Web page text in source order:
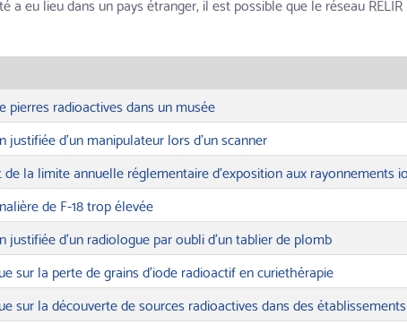
pierres radioactives dans un musée
justifiée d’un manipulateur lors d’un scanner
la limite annuelle réglementaire d’exposition aux rayonnements
de F-18 trop élevée
justifiée d’un radiologue par oubli d’un tablier de plomb
sur la perte de grains d’iode radioactif en curiethérapie
sur la découverte de sources radioactives dans des établissements